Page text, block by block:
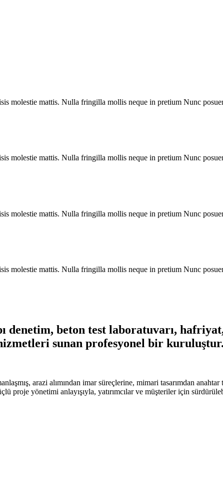
molestie mattis. Nulla fringilla mollis neque in pretium Nunc
molestie mattis. Nulla fringilla mollis neque in pretium Nunc
molestie mattis. Nulla fringilla mollis neque in pretium Nunc
molestie mattis. Nulla fringilla mollis neque in pretium Nunc
denetim, beton test laboratuvarı,
sunan profesyonel bir kuruluştur.
arazi alımından imar süreçlerine, mimari tasarımdan
proje yönetimi anlayışıyla, yatırımcılar ve müşteriler için